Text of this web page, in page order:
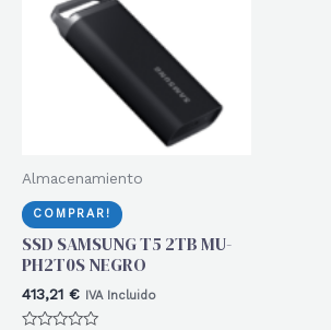
Almacenamiento
COMPRAR!
SSD SAMSUNG T5 2TB MU-
PH2T0S NEGRO
413,21€ IVA Incluido